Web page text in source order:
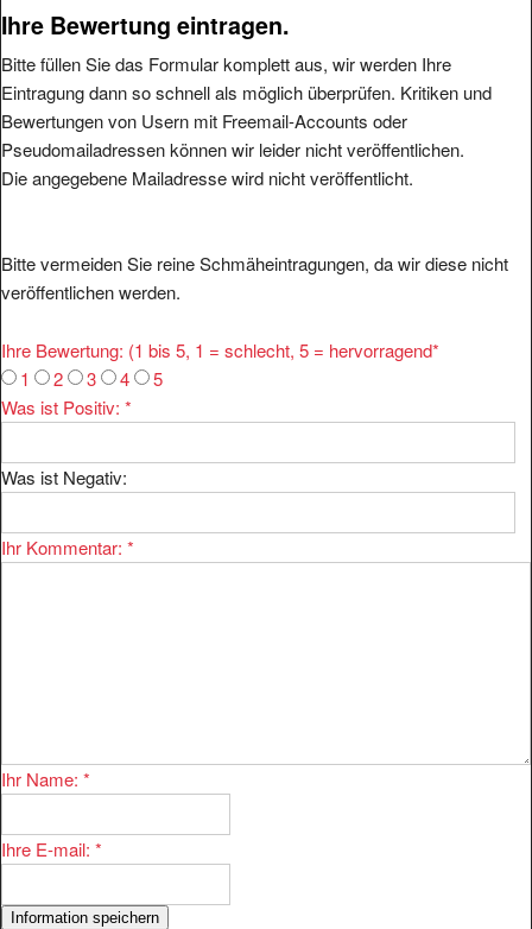
Ihre Bewertung eintragen.
Bitte füllen Sie das Formular komplett aus, wir werden Ihre
Eintragung dann so schnell als möglich überprüfen. Kritiken und
Bewertungen von Usern mit Freemail-Accounts oder
Pseudomailadressen können wir leider nicht veröffentlichen.
Die angegebene Mailadresse wird nicht veröffentlicht.
Bitte vermeiden Sie reine Schmäheintragungen, da wir diese nicht
veröffentlichen werden.
Ihre Bewertung: (1 bis 5, 1 = schlecht, 5 = hervorragend*
1
2 3 4
5
Was ist Positiv: *
Was ist Negativ:
Ihr Kommentar: *
Ihr Name: *
Ihre E-mail: *